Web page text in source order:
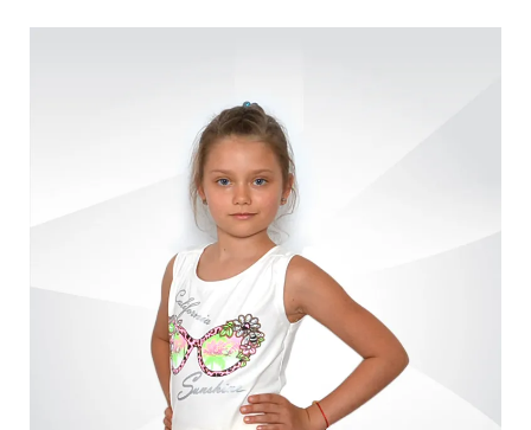
Контакты
Пн-Пт: с 8.00 до 17.00
(097) 779 44 39
Виктория
(097) 779 44 39
sofiyatextil@gmail.com
г. Горишние Плавни, ул. Строна 3, 2 этаж, София Текстиль